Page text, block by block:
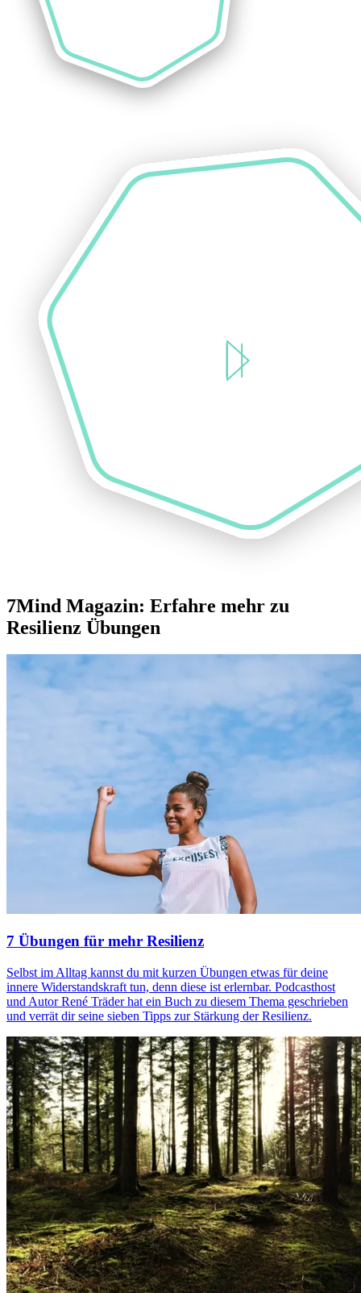
7Mind Magazin: Erfahre mehr zu
Resilienz Übungen
7 Übungen für mehr Resilienz
Selbst im Alltag kannst du mit kurzen Übungen etwas für deine
innere Widerstandskraft tun, denn diese ist erlernbar. Podcasthost
und Autor René Träder hat ein Buch zu diesem Thema geschrieben
und verrät dir seine sieben Tipps zur Stärkung der Resilienz.